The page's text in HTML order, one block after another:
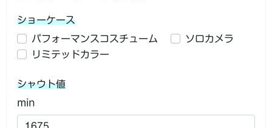
ショーケース
パフォーマンスコスチューム
ソロカメラ
リミテッドカラー
シャウト値
min